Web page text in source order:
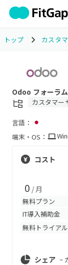
トップ カスタ
Odoo フォーラム
カスタマー
言語：
端末・OS：
コスト
0 / 月
無料プラン
IT導入補助金
無料トライアル
シェア ~